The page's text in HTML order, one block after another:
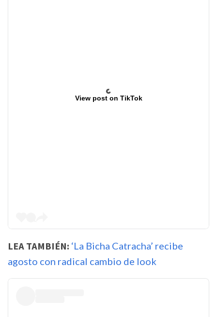
View post on TikTok
LEA TAMBIÉN: ‘La Bicha Catracha’ recibe
agosto con radical cambio de look